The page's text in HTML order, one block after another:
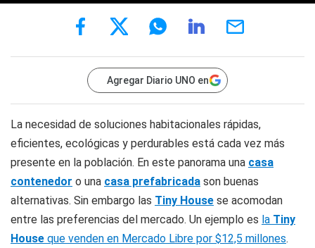
Agregar Diario UNO en
La necesidad de soluciones habitacionales rápidas,
eficientes, ecológicas y perdurables está cada vez más
presente en la población. En este panorama una casa
contenedor o una casa prefabricada son buenas
alternativas. Sin embargo las Tiny House se acomodan
entre las preferencias del mercado. Un ejemplo es la Tiny
House que venden en Mercado Libre por $12,5 millones.